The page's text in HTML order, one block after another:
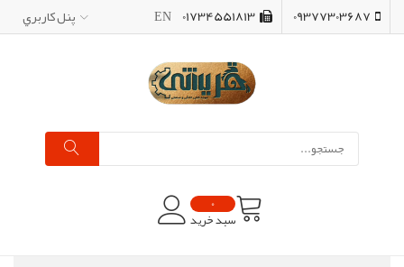
09377303687
01734551813
EN پنل کاربري
0
سبد خرید